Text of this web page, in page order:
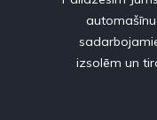
izsolēm un